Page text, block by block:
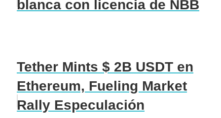
blanca con licencia de NBB
Tether Mints $ 2B USDT en
Ethereum, Fueling Market
Rally Especulación